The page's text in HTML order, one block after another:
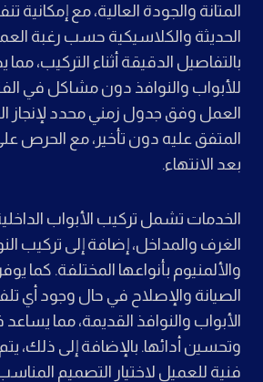
المتانة والجودة العالية، مع إمكانية
الحديثة والكلاسيكية حسب رغبة
بالتفاصيل الدقيقة أثناء التركيب،
للأبواب والنوافذ دون مشاكل في
العمل وفق جدول زمني محدد لإنجاز
المتفق عليه دون تأخير، مع الحرص
بعد الانتهاء.
الخدمات تشمل تركيب الأبواب
الغرف والمداخل، إضافة إلى تركيب
والألمنيوم بأنواعها المختلفة. كما
الصيانة والإصلاح في حال وجود أي
الأبواب والنوافذ القديمة، مما
وتحسين أدائها. بالإضافة إلى ذلك،
فنية للعميل لاختيار التصميم